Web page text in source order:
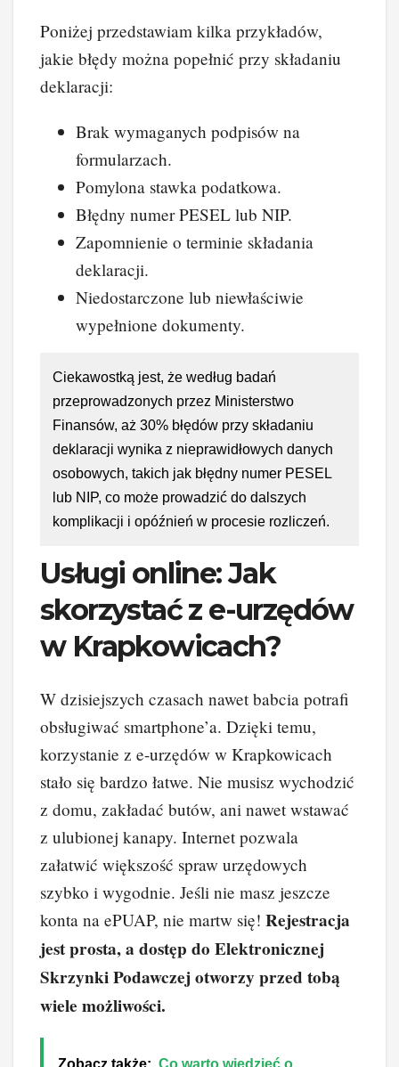
Poniżej przedstawiam kilka przykładów,
jakie błędy można popełnić przy składaniu
deklaracji:
Brak wymaganych podpisów na
formularzach.
Pomylona stawka podatkowa.
Błędny numer PESEL lub NIP.
Zapomnienie o terminie składania
deklaracji.
Niedostarczone lub niewłaściwie
wypełnione dokumenty.
Ciekawostką jest, że według badań
przeprowadzonych przez Ministerstwo
Finansów, aż 30% błędów przy składaniu
deklaracji wynika z nieprawidłowych danych
osobowych, takich jak błędny numer PESEL
lub NIP, co może prowadzić do dalszych
komplikacji i opóźnień w procesie rozliczeń.
Usługi online: Jak
skorzystać z e-urzędów
w Krapkowicach?
W dzisiejszych czasach nawet babcia potrafi
obsługiwać smartphone’a. Dzięki temu,
korzystanie z e-urzędów w Krapkowicach
stało się bardzo łatwe. Nie musisz wychodzić
z domu, zakładać butów, ani nawet wstawać
z ulubionej kanapy. Internet pozwala
załatwić większość spraw urzędowych
szybko i wygodnie. Jeśli nie masz jeszcze
konta na ePUAP, nie martw się! Rejestracja
jest prosta, a dostęp do Elektronicznej
Skrzynki Podawczej otworzy przed tobą
wiele możliwości.
Zobacz także: Co warto wiedzieć o